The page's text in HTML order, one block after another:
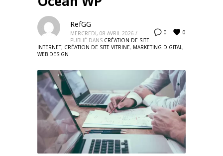
0 0
RefGG
MERCREDI, 08 AVRIL 2026 /
PUBLIÉ DANS CRÉATION DE SITE
INTERNET, CRÉATION DE SITE VITRINE, MARKETING DIGITAL ,
WEB DESIGN